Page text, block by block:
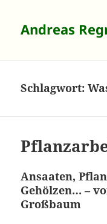
Andreas
Schlagwort:
Ansaaten,
Gehölzen… –
Großbaum